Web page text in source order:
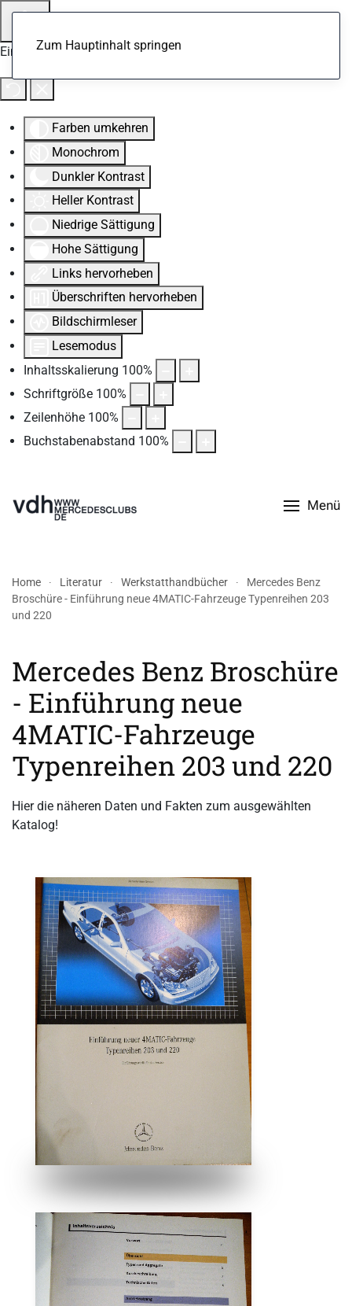
Eingabehilfen öffnen
Farben umkehren
Monochrom
Dunkler Kontrast
Heller Kontrast
Niedrige Sättigung
Hohe Sättigung
Links hervorheben
Überschriften hervorheben
Bildschirmleser
Lesemodus
Inhaltsskalierung 100%
Schriftgröße 100%
Zeilenhöhe 100%
Buchstabenabstand 100%
Zum Hauptinhalt springen
Menü
Home Literatur Werkstatthandbücher
Mercedes Benz
Broschüre - Einführung neue 4MATIC-Fahrzeuge Typenreihen 203
und 220
Mercedes Benz Broschüre
- Einführung neue
4MATIC-Fahrzeuge
Typenreihen 203 und 220
Hier die näheren Daten und Fakten zum ausgewählten
Katalog!